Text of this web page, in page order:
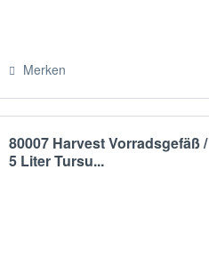
Merken
80007 Harvest Vorradsgefäß /
5 Liter Tursu...